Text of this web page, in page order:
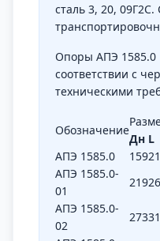
сталь 3, 20,
Опоры АПЭ 1585.0
соответствии с
техническими
Обозначение
Дн L
АПЭ 1585.0
159
АПЭ 1585.0-
01
219
АПЭ 1585.0-
02
273